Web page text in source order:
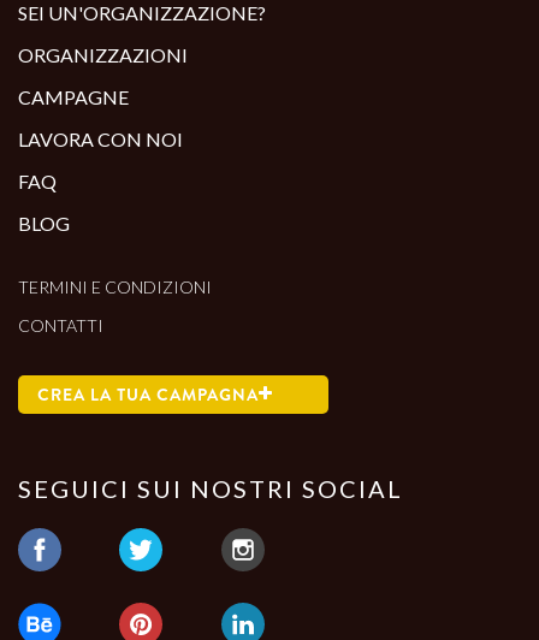
SEI UN'ORGANIZZAZIONE?
ORGANIZZAZIONI
CAMPAGNE
LAVORA CON NOI
FAQ
BLOG
TERMINI E CONDIZIONI
CONTATTI
CREA LA TUA CAMPAGNA
SEGUICI SUI NOSTRI SOCIAL